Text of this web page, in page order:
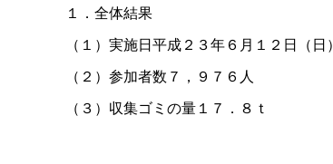
１．全体結果
（１）実施日平成２３年６月１２日（日）
（２）参加者数７，９７６人
（３）収集ゴミの量１７．８ｔ